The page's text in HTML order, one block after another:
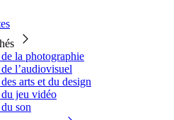
la photographie
l’audiovisuel
arts et du design
jeu vidéo
son